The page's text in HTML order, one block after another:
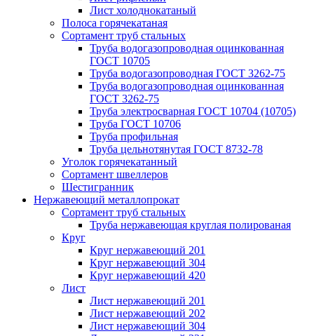
Лист холоднокатаный
Полоса горячекатаная
Сортамент труб стальных
Труба водогазопроводная оцинкованная
ГОСТ 10705
Труба водогазопроводная ГОСТ 3262-75
Труба водогазопроводная оцинкованная
ГОСТ 3262-75
Труба электросварная ГОСТ 10704 (10705)
Труба ГОСТ 10706
Труба профильная
Труба цельнотянутая ГОСТ 8732-78
Уголок горячекатанный
Сортамент швеллеров
Шестигранник
Нержавеющий металлопрокат
Сортамент труб стальных
Труба нержавеющая круглая полированая
Круг
Круг нержавеющий 201
Круг нержавеющий 304
Круг нержавеющий 420
Лист
Лист нержавеющий 201
Лист нержавеющий 202
Лист нержавеющий 304